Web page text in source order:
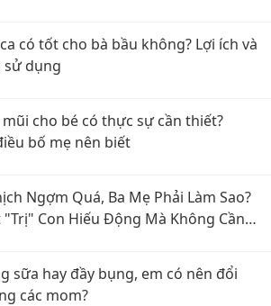
có tốt cho bà bầu không? Lợi ích và
sử dụng
cho bé có thực sự cần thiết?
bố mẹ nên biết
Ngợm Quá, Ba Mẹ Phải Làm Sao?
"Trị" Con Hiếu Động Mà Không Cần
sữa hay đầy bụng, em có nên đổi
các mom?